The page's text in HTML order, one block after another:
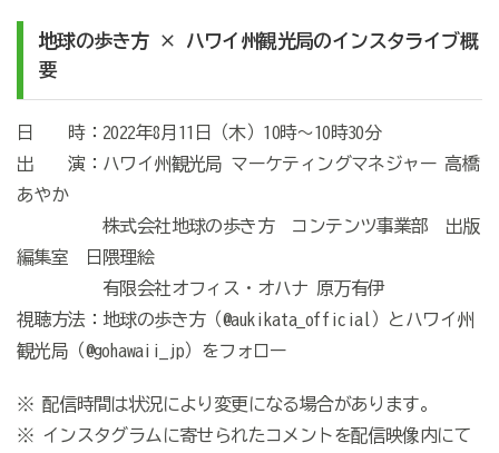
地球の歩き方 × ハワイ州観光局のインスタライブ概
要
日 時：2022年8月11日（木）10時〜10時30分
出 演：ハワイ州観光局 マーケティングマネジャー 高橋
あやか
株式会社地球の歩き方 コンテンツ事業部 出版
編集室 日隈理絵
有限会社オフィス・オハナ 原万有伊
視聴方法：地球の歩き方（@aukikata_official）とハワイ州
観光局（@gohawaii_jp）をフォロー
※ 配信時間は状況により変更になる場合があります。
※ インスタグラムに寄せられたコメントを配信映像内にて